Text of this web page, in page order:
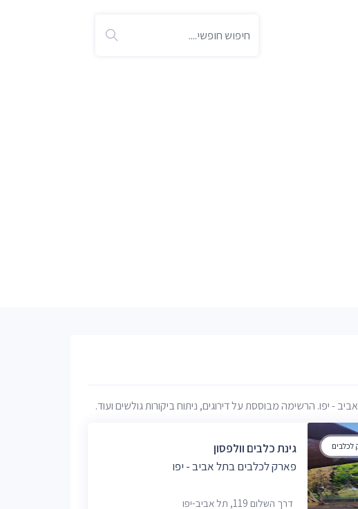
יפו. הרשימה מבוססת על דירוגים, ניתוח ביקורות גולשים ועוד.
לכלבים
גינת כלבים וולפסון
פארק לכלבים בתל אביב - יפו
דרך השלום 119, תל אביב-יפו